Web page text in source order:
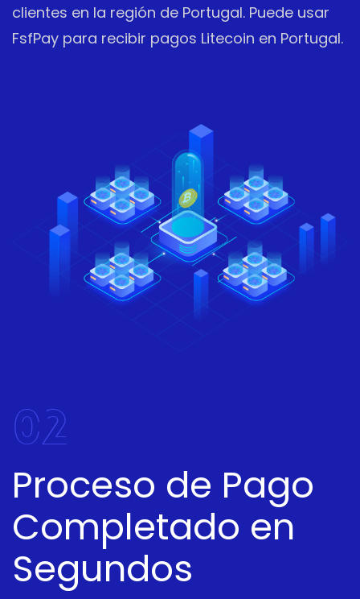
clientes en la región de Portugal. Puede usar
FsfPay para recibir pagos Litecoin en Portugal.
02
Proceso de Pago
Completado en
Segundos